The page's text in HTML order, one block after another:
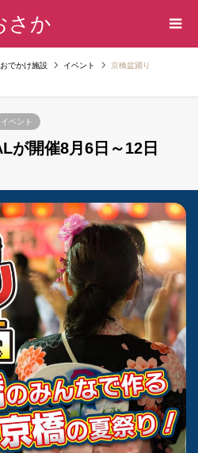
さか
おでかけ施設 イベント
京橋盆踊り
イベント
が開催8月6日～12日